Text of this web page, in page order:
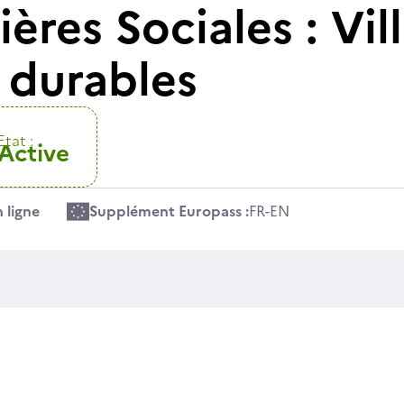
Sociales :
:
ligne Supplément Europass :FR-EN